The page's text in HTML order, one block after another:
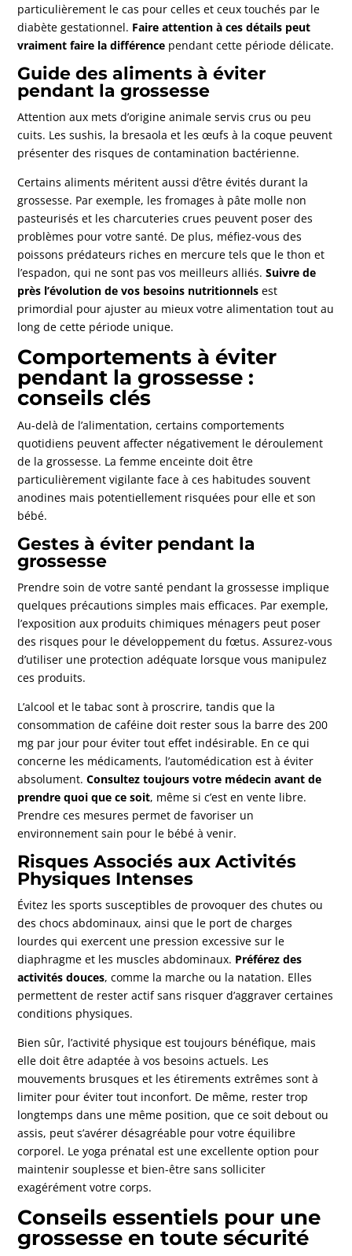
particulièrement le cas pour celles et ceux touchés par le
diabète gestationnel. Faire attention à ces détails peut
vraiment faire la différence pendant cette période délicate.
Guide des aliments à éviter
pendant la grossesse
Attention aux mets d’origine animale servis crus ou peu
cuits. Les sushis, la bresaola et les œufs à la coque peuvent
présenter des risques de contamination bactérienne.
Certains aliments méritent aussi d’être évités durant la
grossesse. Par exemple, les fromages à pâte molle non
pasteurisés et les charcuteries crues peuvent poser des
problèmes pour votre santé. De plus, méfiez-vous des
poissons prédateurs riches en mercure tels que le thon et
l’espadon, qui ne sont pas vos meilleurs alliés.Suivre de
près l’évolution de vos besoins nutritionnels est
primordial pour ajuster au mieux votre alimentation tout au
long de cette période unique.
Comportements à éviter
pendant la grossesse :
conseils clés
Au-delà de l’alimentation, certains comportements
quotidiens peuvent affecter négativement le déroulement
de la grossesse. La femme enceinte doit être
particulièrement vigilante face à ces habitudes souvent
anodines mais potentiellement risquées pour elle et son
bébé.
Gestes à éviter pendant la
grossesse
Prendre soin de votre santé pendant la grossesse implique
quelques précautions simples mais efficaces. Par exemple,
l’exposition aux produits chimiques ménagers peut poser
des risques pour le développement du fœtus. Assurez-vous
d’utiliser une protection adéquate lorsque vous manipulez
ces produits.
L’alcool et le tabac sont à proscrire, tandis que la
consommation de caféine doit rester sous la barre des 200
mg par jour pour éviter tout effet indésirable. En ce qui
concerne les médicaments, l’automédication est à éviter
absolument.Consultez toujours votre médecin avant de
prendre quoi que ce soit, même si c’est en vente libre.
Prendre ces mesures permet de favoriser un
environnement sain pour le bébé à venir.
Risques Associés aux Activités
Physiques Intenses
Évitez les sports susceptibles de provoquer des chutes ou
des chocs abdominaux, ainsi que le port de charges
lourdes qui exercent une pression excessive sur le
diaphragme et les muscles abdominaux. Préférez des
activités douces, comme la marche ou la natation. Elles
permettent de rester actif sans risquer d’aggraver certaines
conditions physiques.
Bien sûr, l’activité physique est toujours bénéfique, mais
elle doit être adaptée à vos besoins actuels. Les
mouvements brusques et les étirements extrêmes sont à
limiter pour éviter tout inconfort. De même, rester trop
longtemps dans une même position, que ce soit debout ou
assis, peut s’avérer désagréable pour votre équilibre
corporel. Le yoga prénatal est une excellente option pour
maintenir souplesse et bien-être sans solliciter
exagérément votre corps.
Conseils essentiels pour une
grossesse en toute sécurité